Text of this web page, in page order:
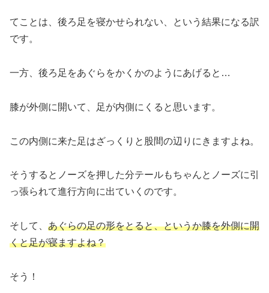
てことは、後ろ足を寝かせられない、という結果になる訳
です。
一方、後ろ足をあぐらをかくかのようにあげると…
膝が外側に開いて、足が内側にくると思います。
この内側に来た足はざっくりと股間の辺りにきますよね。
そうするとノーズを押した分テールもちゃんとノーズに引
っ張られて進行方向に出ていくのです。
そして、 あぐらの足の形をとると、というか膝を外側に開
くと足が寝ますよね？
そう！